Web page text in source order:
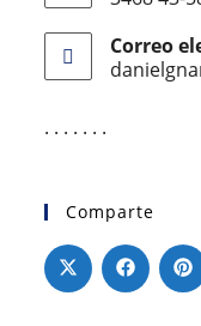
Correo
. . . . . . .
Comparte